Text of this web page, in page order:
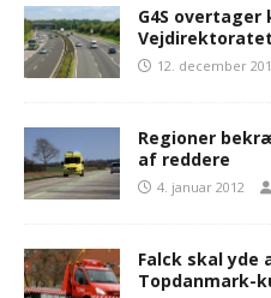
G4S
12. december
Regioner
af reddere
4. januar 2012
Falck skal yde
Topdanmark-